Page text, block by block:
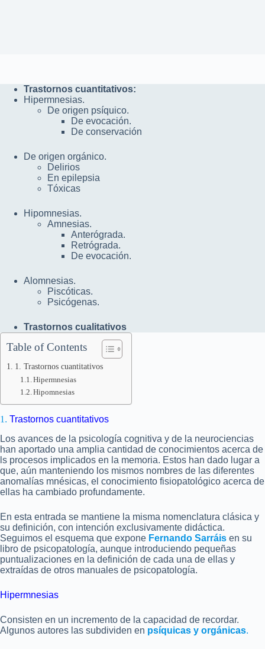
Trastornos cuantitativos:
Hipermnesias.
De origen psíquico.
De evocación.
De conservación
De origen orgánico.
Delirios
En epilepsia
Tóxicas
Hipomnesias.
Amnesias.
Anterógrada.
Retrógrada.
De evocación.
Alomnesias.
Piscóticas.
Psicógenas.
Trastornos cualitativos
Table of Contents
1. Trastornos cuantitativos
Hipermnesias
Hipomnesias
1 . Trastornos cuantitativos
Los avances de la psicología cognitiva y de la neurociencias
han aportado una amplia cantidad de conocimientos acerca de
ls procesos implicados en la memoria. Estos han dado lugar a
que, aún manteniendo los mismos nombres de las diferentes
anomalías mnésicas, el conocimiento fisiopatológico acerca de
ellas ha cambiado profundamente.
En esta entrada se mantiene la misma nomenclatura clásica y
su definición, con intención exclusivamente didáctica.
Seguimos el esquema que expone Fernando Sarráis en su
libro de psicopatología, aunque introduciendo pequeñas
puntualizaciones en la definición de cada una de ellas y
extraídas de otros manuales de psicopatología.
Hipermnesias
Consisten en un incremento de la capacidad de recordar.
Algunos autores las subdividen en psíquicas y orgánicas.